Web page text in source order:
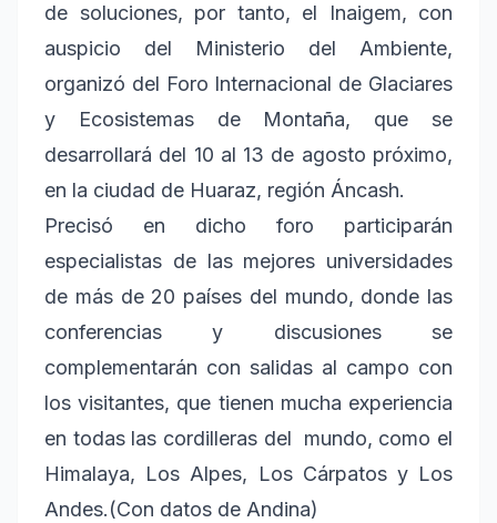
de soluciones, por tanto, el Inaigem, con
auspicio del Ministerio del Ambiente,
organizó del Foro Internacional de Glaciares
y Ecosistemas de Montaña, que se
desarrollará del 10 al 13 de agosto próximo,
en la ciudad de Huaraz, región Áncash.
Precisó en dicho foro participarán
especialistas de las mejores universidades
de más de 20 países del mundo, donde las
conferencias y discusiones se
complementarán con salidas al campo con
los visitantes, que tienen mucha experiencia
en todas las cordilleras del mundo, como el
Himalaya, Los Alpes, Los Cárpatos y Los
Andes.(Con datos de Andina)